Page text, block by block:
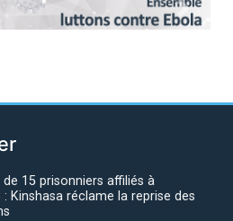
Next
de 15 prisonniers affiliés à
: Kinshasa réclame la reprise des